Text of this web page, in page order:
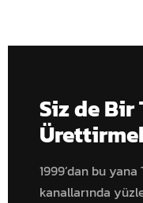
Siz de Bir
1999’dan bu
kanallarında